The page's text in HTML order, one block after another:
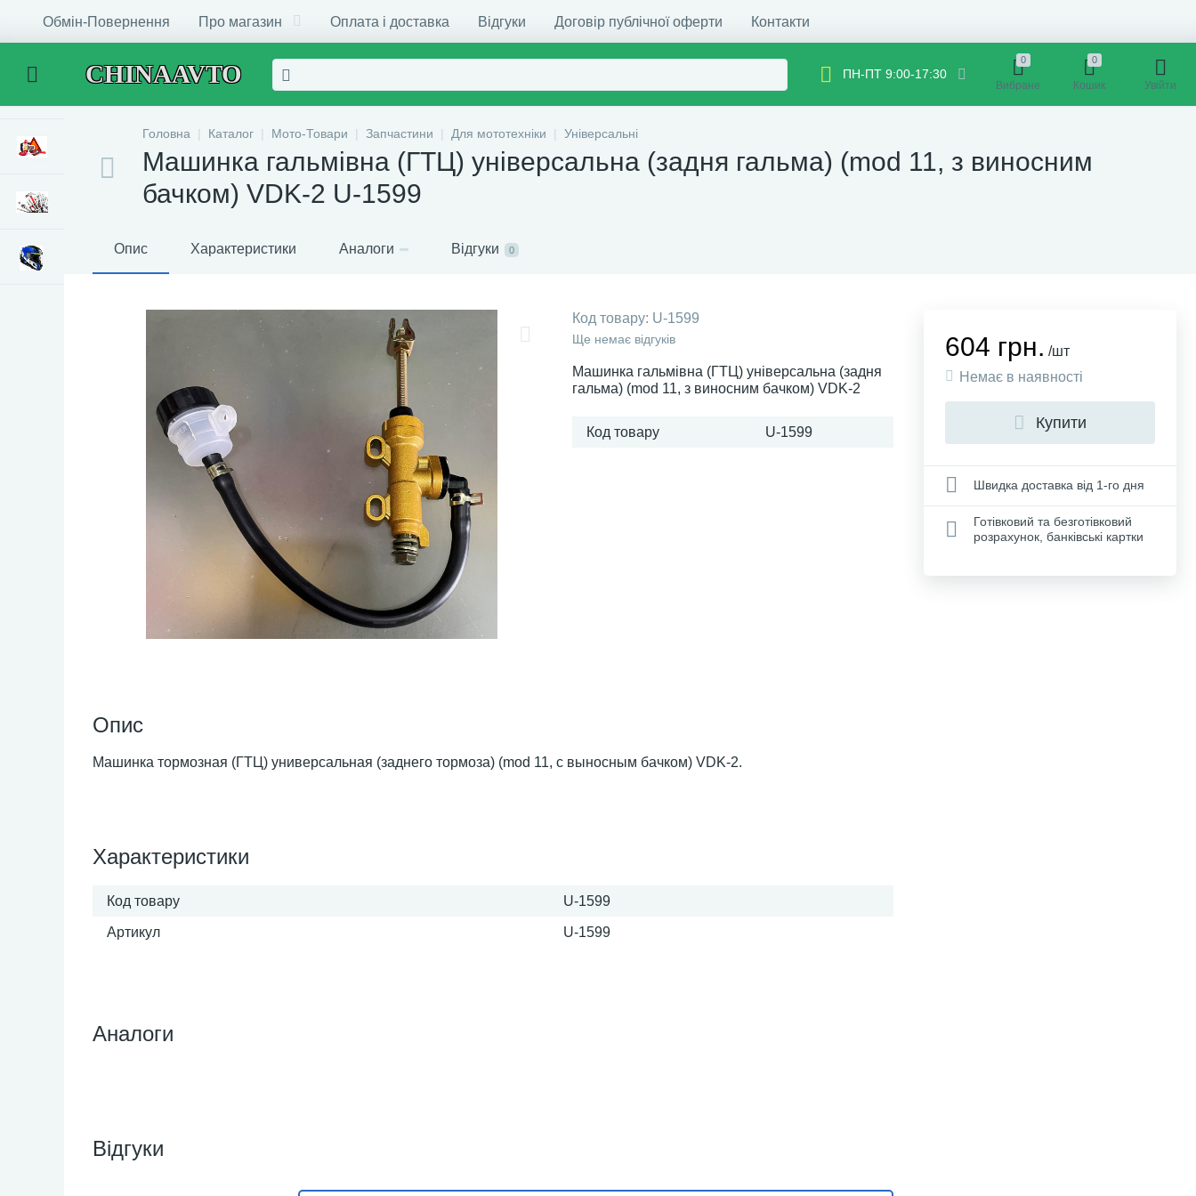
Обмін-Повернення Про магазин Оплата і доставка Відгуки Договір публічної оферти Контакти
CHINAAVTO ПН-ПТ 9:00-17:30
0
Вибране
0
Кошик Увійти
Головна Каталог Мото-Товари Запчастини Для мототехніки Універсальні
Машинка гальмівна (ГТЦ) універсальна (задня гальма) (mod 11, з виносним
бачком) VDK-2 U-1599
Опис Характеристики Аналоги Відгуки 0
Код товару: U-1599
Ще немає відгуків
Машинка гальмівна (ГТЦ) універсальна (задня
гальма) (mod 11, з виносним бачком) VDK-2
Код товару U-1599
Опис
Машинка тормозная (ГТЦ) универсальная (заднего тормоза) (mod 11, с выносным бачком) VDK-2.
Характеристики
Код товару U-1599
Артикул U-1599
604 грн. /шт
Немає в наявності
Купити
Швидка доставка від 1-го дня
Готівковий та безготівковий
розрахунок, банківські картки
Аналоги
Відгуки